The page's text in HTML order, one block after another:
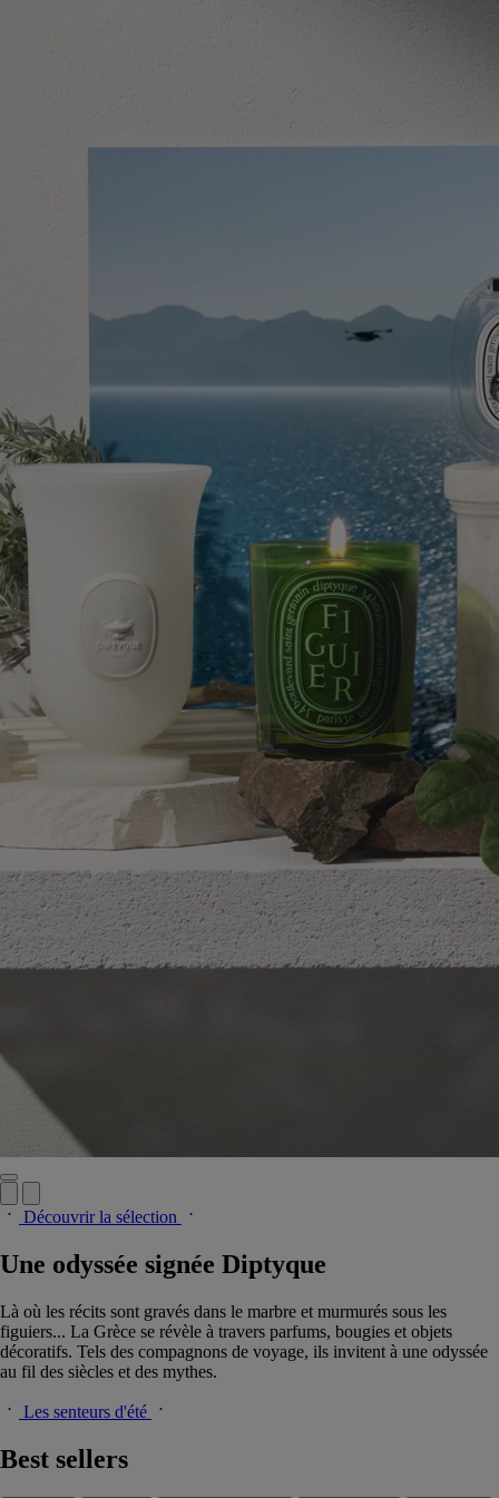
Découvrir la sélection
Une odyssée signée Diptyque
Là où les récits sont gravés dans le marbre et murmurés sous les
figuiers... La Grèce se révèle à travers parfums, bougies et objets
décoratifs. Tels des compagnons de voyage, ils invitent à une odyssée
au fil des siècles et des mythes.
Les senteurs d'été
Best sellers